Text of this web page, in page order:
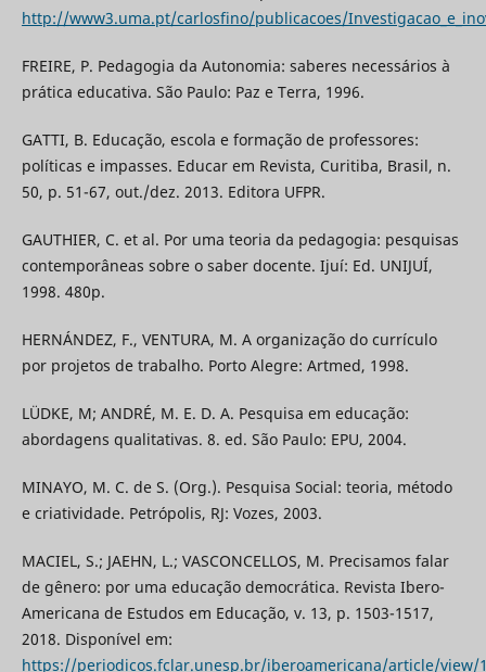
http://www3.uma.pt/carlosfino/publicacoes/
FREIRE, P. Pedagogia da Autonomia: saberes necessários à
prática educativa. São Paulo: Paz e Terra, 1996.
GATTI, B. Educação, escola e formação de professores:
políticas e impasses. Educar em Revista, Curitiba, Brasil, n.
50, p. 51-67, out./dez. 2013. Editora UFPR.
GAUTHIER, C. et al. Por uma teoria da pedagogia: pesquisas
contemporâneas sobre o saber docente. Ijuí: Ed. UNIJUÍ,
1998. 480p.
HERNÁNDEZ, F., VENTURA, M. A organização do currículo
por projetos de trabalho. Porto Alegre: Artmed, 1998.
LÜDKE, M; ANDRÉ, M. E. D. A. Pesquisa em educação:
abordagens qualitativas. 8. ed. São Paulo: EPU, 2004.
MINAYO, M. C. de S. (Org.). Pesquisa Social: teoria, método
e criatividade. Petrópolis, RJ: Vozes, 2003.
MACIEL, S.; JAEHN, L.; VASCONCELLOS, M. Precisamos falar
de gênero: por uma educação democrática. Revista Ibero-
Americana de Estudos em Educação, v. 13, p. 1503-1517,
2018. Disponível em:
https://periodicos.fclar.unesp.br/iberoamericana/article/view/